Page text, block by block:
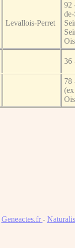
Levallois-Perret
92
36
78
Geneactes.fr -